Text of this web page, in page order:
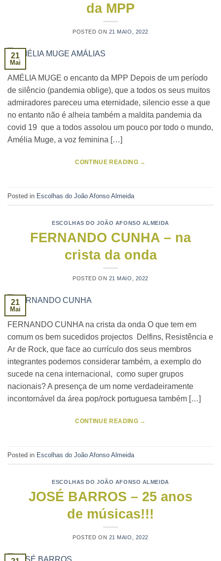
da MPP
POSTED ON 21 MAIO, 2022
21
Mai
AMÉLIA MUGE o encanto da MPP Depois de um período
de silêncio (pandemia oblige), que a todos os seus muitos
admiradores pareceu uma eternidade, silencio esse a que
no entanto não é alheia também a maldita pandemia da
covid 19 que a todos assolou um pouco por todo o mundo,
Amélia Muge, a voz feminina […]
CONTINUE READING →
Posted in Escolhas do João Afonso Almeida
ESCOLHAS DO JOÃO AFONSO ALMEIDA
FERNANDO CUNHA – na
crista da onda
POSTED ON 21 MAIO, 2022
21
Mai
FERNANDO CUNHA na crista da onda O que tem em
comum os bem sucedidos projectos Delfins, Resistência e
Ar de Rock, que face ao currículo dos seus membros
integrantes podemos considerar também, a exemplo do
sucede na cena internacional, como super grupos
nacionais? A presença de um nome verdadeiramente
incontornável da área pop/rock portuguesa também […]
CONTINUE READING →
Posted in Escolhas do João Afonso Almeida
ESCOLHAS DO JOÃO AFONSO ALMEIDA
JOSÉ BARROS – 25 anos
de músicas!!!
POSTED ON 21 MAIO, 2022